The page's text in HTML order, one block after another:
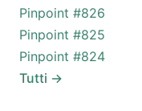
Pinpoint #826
Pinpoint #825
Pinpoint #824
Tutti →